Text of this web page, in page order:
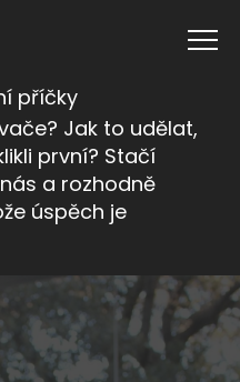
příčky
Jak to udělat,
první? Stačí
a rozhodně
úspěch je